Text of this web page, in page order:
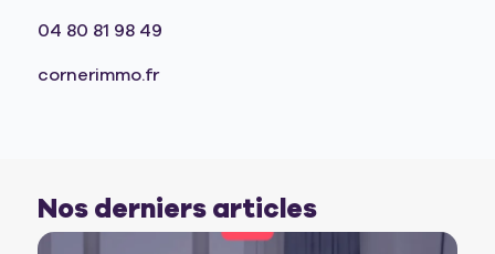
04 80 81 98 49
cornerimmo.fr
Nos derniers articles